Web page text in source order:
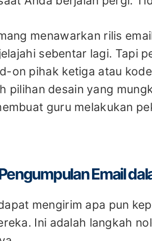
menawarkan rilis
sebentar lagi. Tapi
on pihak ketiga atau
pilihan desain yang
guru melakukan
Email
mengirim apa pun
Ini adalah langkah